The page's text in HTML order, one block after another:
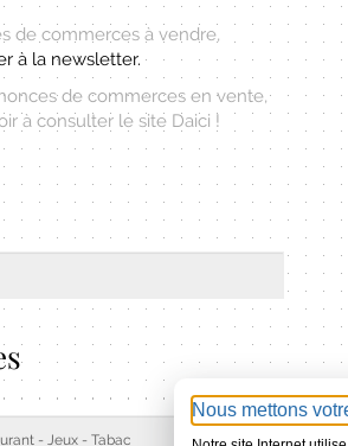
de commerces à vendre,
à la newsletter.
de commerces en vente,
à consulter le site Daici !
Nous mettons